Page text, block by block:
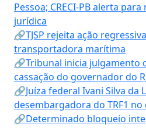
Pessoa; CRECI-PB alerta
jurídica
🔗TJSP rejeita ação
transportadora marítima
🔗Tribunal inicia julgamento
cassação do governador do
🔗Juíza federal Ivani Silva da
desembargadora do TRF1 no
🔗Determinado bloqueio